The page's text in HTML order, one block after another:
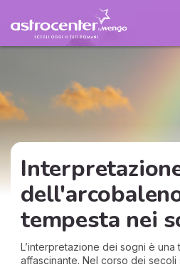
tempesta nei
L’interpretazione dei sogni è una
affascinante. Nel corso dei secoli